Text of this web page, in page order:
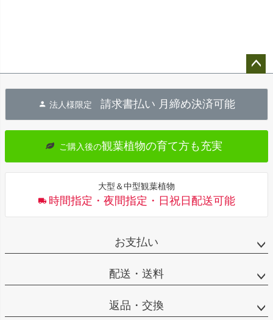
へ
法人様限定 請求書払い 月締め決済可能
ご購入後の観葉植物の育て方も充実
大型＆中型観葉植物
時間指定・夜間指定・日祝日配送可能
お支払い
配送・送料
返品・交換